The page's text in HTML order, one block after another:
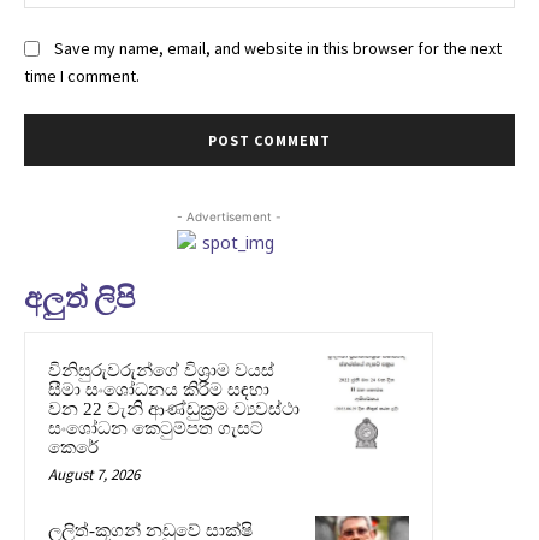
Save my name, email, and website in this browser for the next
time I comment.
- Advertisement -
අලුත් ලිපි
විනිසුරුවරුන්ගේ විශ්‍රාම වයස්
සීමා සංශෝධනය කිරීම සඳහා
වන 22 වැනි ආණ්ඩුක්‍රම ව්‍යවස්ථා
සංශෝධන කෙටුම්පත ගැසට්
කෙරේ
August 7, 2026
ලලිත්-කූගන් නඩුවේ සාක්ෂි